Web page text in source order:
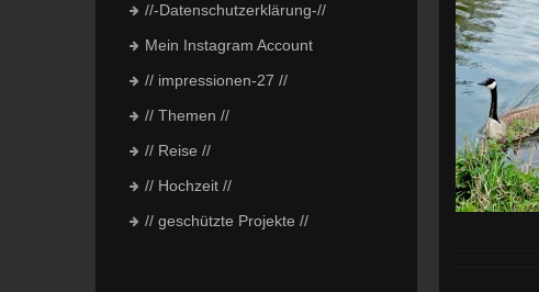
//-Datenschutzerklärung-//
Mein Instagram Account
// impressionen-27 //
// Themen //
// Reise //
// Hochzeit //
// geschützte Projekte //